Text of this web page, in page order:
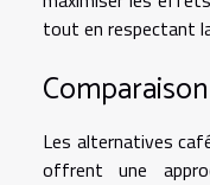
tout en respectant
Les alternatives
offrent une